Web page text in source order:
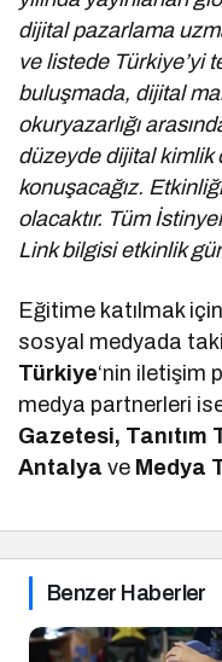
dijital pazarlama
ve listede Türkiye’yi
buluşmada, dijital
okuryazarlığı
düzeyde dijital kimlik
konuşacağız.
olacaktır. Tüm
Link bilgisi etkinlik
Eğitime katılmak
sosyal medyada
Türkiye‘nin iletişim
medya partnerleri
Gazetesi, Tanıtım
Antalya ve Medya
Benzer Haberler